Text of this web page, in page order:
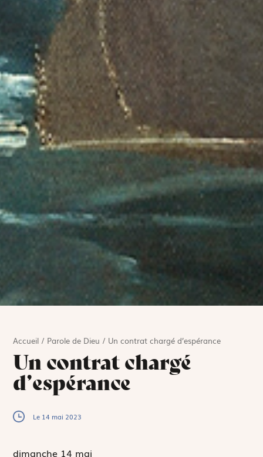
Accueil / Parole de Dieu / Un contrat chargé d’espérance
Un contrat chargé
d’espérance
Le 14 mai 2023
dimanche 14 mai